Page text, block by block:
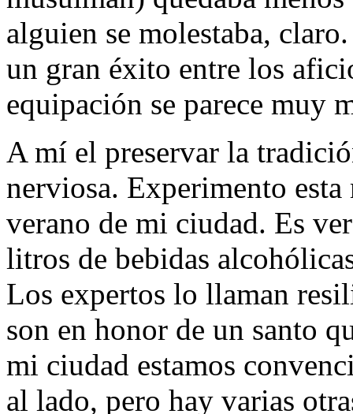
alguien se molestaba,
un gran éxito entre los
equipación se parece muy
A mí el preservar la
nerviosa. Experimento esta
verano de mi ciudad. Es
litros de bebidas
Los expertos lo llaman
son en honor de un santo
mi ciudad estamos
al lado, pero hay varias